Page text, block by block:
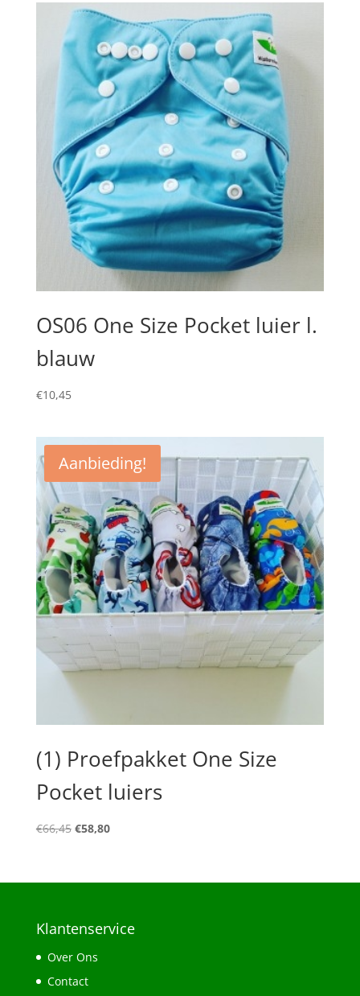
OS06 One Size Pocket luier l.
blauw
€10,45
Aanbieding!
(1) Proefpakket One Size
Pocket luiers
€66,45 Oorspronkelijke
€66,45.
€58,80Huidige
€58,80.
Klantenservice
Over Ons
Contact